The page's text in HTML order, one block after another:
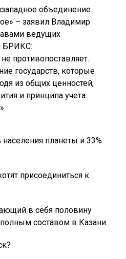
объединение.
– заявил Владимир
ведущих
БРИКС:
противопоставляет.
государств, которые
из общих ценностей,
и принципа учета
планеты и 33%
присоединиться к
в себя половину
составом в Казани.